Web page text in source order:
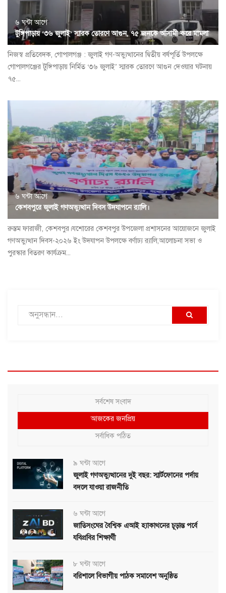
৬ ঘন্টা আগে
টুঙ্গিপাড়ায় ‘৩৬ জুলাই’ স্মারক তোরণে আগুন, ৭৫ জনকে আসামী করে মামলা
নিজস্ব প্রতিবেদক, গোপালগঞ্জ : জুলাই গণ-অভ্যুত্থানের দ্বিতীয় বর্ষপূর্তি উপলক্ষে
গোপালগঞ্জের টুঙ্গিপাড়ায় নির্মিত ‘৩৬ জুলাই’ স্মারক তোরণে আগুন দেওয়ার ঘটনায়
৭৫...
৬ ঘন্টা আগে
কেশবপুরে জুলাই গণঅভ্যুত্থান দিবস উদযাপনে র‍্যালি।
রুস্তম ফারাজী, কেশবপুর।যশোরের কেশবপুর উপজেলা প্রশাসনের আয়োজনে জুলাই
গণঅভ্যুত্থান দিবস-২০২৬ ইং উদযাপন উপলক্ষে বর্ণাঢ্য র‍্যালি,আলোচনা সভা ও
পুরস্কার বিতরণ কার্যক্রম...
সর্বশেষ সংবাদ
আজকের জনপ্রিয়
সর্বাধিক পঠিত
৯ ঘন্টা আগে
জুলাই গণঅভ্যুত্থানের দুই বছর: স্মার্টফোনের পর্দায়
বদলে যাওয়া রাজনীতি
৬ ঘন্টা আগে
জাতিসংঘের বৈশ্বিক এআই হ্যাকাথনের চূড়ান্ত পর্বে
যবিপ্রবির শিক্ষার্থী
৮ ঘন্টা আগে
বরিশালে বিভাগীয় পাঠক সমাবেশ অনুষ্ঠিত